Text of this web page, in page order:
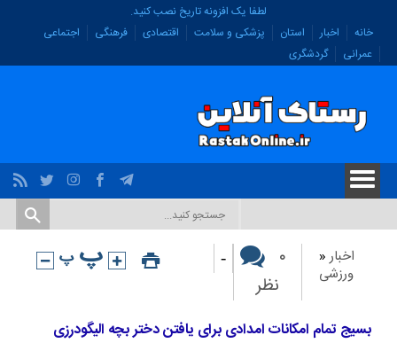
لطفا یک افزونه تاریخ نصب کنید.
خانه
اخبار استان پزشکی و سلامت اقتصادی فرهنگی
اجتماعی
عمرانی
گردشگری
اخبار«
ورزشی
۰
نظر
-
بسیج تمام امکانات امدادی برای یافتن دختر بچه الیگودرزی